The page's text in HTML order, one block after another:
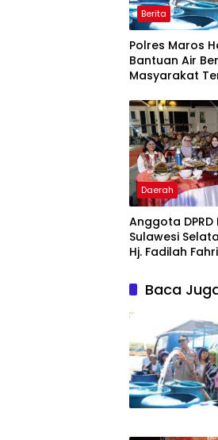
Berita
Polres Maros
Bantuan Air
Masyarakat
Daerah
Anggota DPRD
Sulawesi
Hj. Fadilah
Menyalakan
Pengabdian
Apresiasi dan
Baca